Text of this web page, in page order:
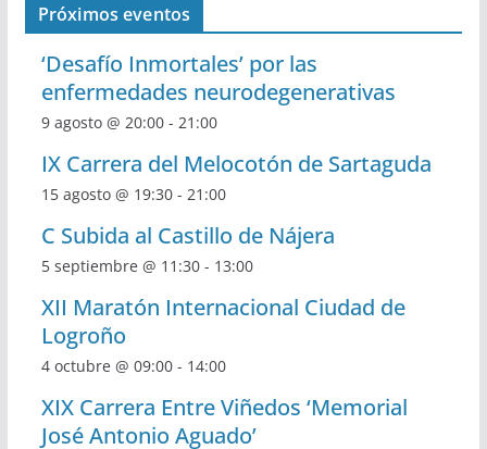
Próximos eventos
‘Desafío Inmortales’ por las
enfermedades neurodegenerativas
9 agosto @ 20:00- 21:00
IX Carrera del Melocotón de Sartaguda
15 agosto @ 19:30- 21:00
C Subida al Castillo de Nájera
5 septiembre @ 11:30- 13:00
XII Maratón Internacional Ciudad de
Logroño
4 octubre @ 09:00- 14:00
XIX Carrera Entre Viñedos ‘Memorial
José Antonio Aguado’